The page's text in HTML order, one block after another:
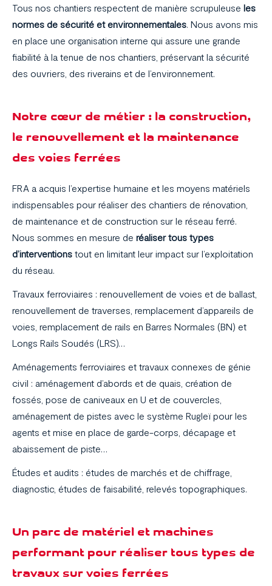
Tous nos chantiers respectent de manière scrupuleuse les
normes de sécurité et environnementales. Nous avons mis
en place une organisation interne qui assure une grande
fiabilité à la tenue de nos chantiers, préservant la sécurité
des ouvriers, des riverains et de l’environnement.
Notre cœur de métier : la construction,
le renouvellement et la maintenance
des voies ferrées
FRA a acquis l’expertise humaine et les moyens matériels
indispensables pour réaliser des chantiers de rénovation,
de maintenance et de construction sur le réseau ferré.
Nous sommes en mesure de réaliser tous types
d’interventions tout en limitant leur impact sur l’exploitation
du réseau.
Travaux ferroviaires : renouvellement de voies et de ballast,
renouvellement de traverses, remplacement d’appareils de
voies, remplacement de rails en Barres Normales (BN) et
Longs Rails Soudés (LRS)…
Aménagements ferroviaires et travaux connexes de génie
civil : aménagement d’abords et de quais, création de
fossés, pose de caniveaux en U et de couvercles,
aménagement de pistes avec le système Rugleï pour les
agents et mise en place de garde-corps, décapage et
abaissement de piste…
Études et audits : études de marchés et de chiffrage,
diagnostic, études de faisabilité, relevés topographiques.
Un parc de matériel et machines
performant pour réaliser tous types de
travaux sur voies ferrées
Nos métiers